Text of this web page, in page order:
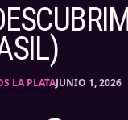
LA PLATAJUNIO 1, 2026